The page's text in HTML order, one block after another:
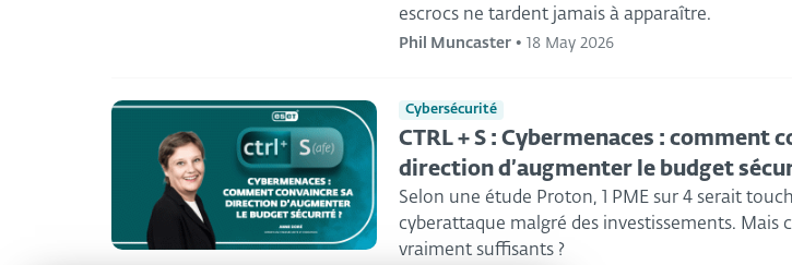
escrocs ne tardent jamais à apparaître.
Phil Muncaster• 18 May 2026
Cybersécurité
CTRL + S : Cybermenaces : comment
direction d’augmenter le budget
Selon une étude Proton, 1 PME sur 4 serait
cyberattaque malgré des investissements. Mais
vraiment suffisants ?